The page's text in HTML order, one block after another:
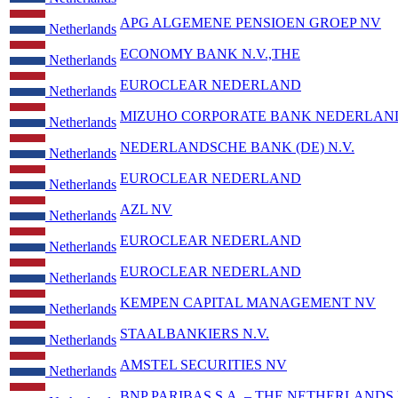
Netherlands APG ALGEMENE PENSIOEN GROEP NV
Netherlands ECONOMY BANK N.V.,THE
Netherlands EUROCLEAR NEDERLAND
Netherlands MIZUHO CORPORATE BANK
Netherlands NEDERLANDSCHE BANK (DE) N.V.
Netherlands EUROCLEAR NEDERLAND
Netherlands AZL NV
Netherlands EUROCLEAR NEDERLAND
Netherlands EUROCLEAR NEDERLAND
Netherlands KEMPEN CAPITAL MANAGEMENT NV
Netherlands STAALBANKIERS N.V.
Netherlands AMSTEL SECURITIES NV